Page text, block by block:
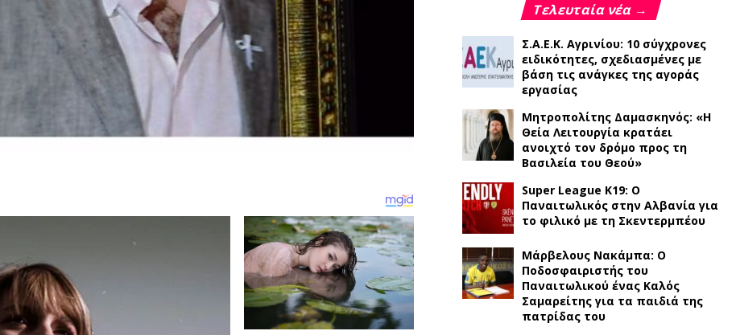
Τελευταία νέα →
Σ.Α.Ε.Κ. Αγρινίου: 10 σύγχρονες
ειδικότητες, σχεδιασμένες με
βάση τις ανάγκες της αγοράς
εργασίας
Μητροπολίτης Δαμασκηνός: «Η
Θεία Λειτουργία κρατάει
ανοιχτό τον δρόμο προς τη
Βασιλεία του Θεού»
Super League K19: Ο
Παναιτωλικός στην Αλβανία για
το φιλικό με τη Σκεντερμπέου
Μάρβελους Νακάμπα: Ο
Ποδοσφαιριστής του
Παναιτωλικού ένας Καλός
Σαμαρείτης για τα παιδιά της
πατρίδας του